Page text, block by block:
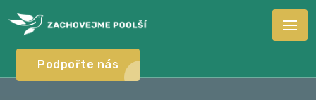
Podpořte nás